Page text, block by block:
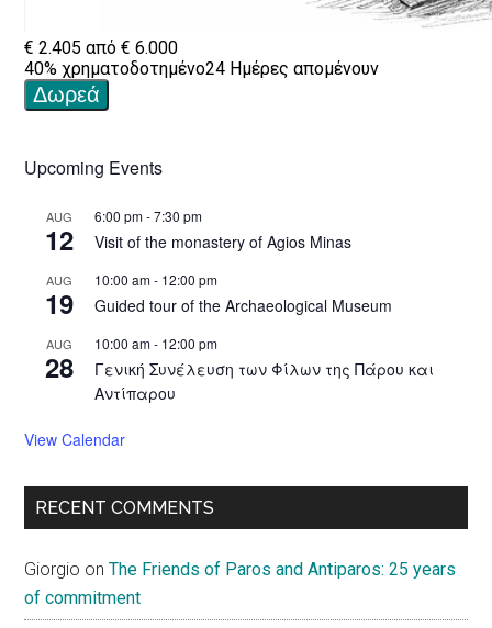
Upcoming Events
AUG
12
6:00 pm-7:30 pm
Visit of the monastery of Agios Minas
AUG
19
10:00 am- 12:00 pm
Guided tour of the Archaeological Museum
AUG
28
10:00 am- 12:00 pm
Γενική Συνέλευση των Φίλων της Πάρου και
Αντίπαρου
View Calendar
RECENT COMMENTS
Giorgio onThe Friends of Paros and Antiparos: 25 years
of commitment